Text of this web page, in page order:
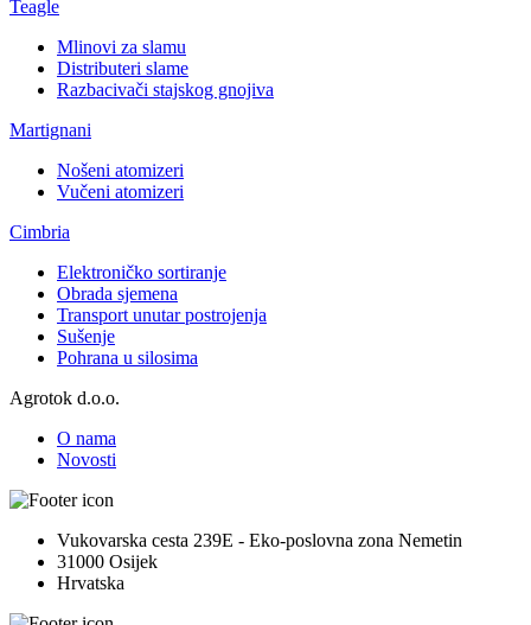
Teagle
Mlinovi za slamu
Distributeri slame
Razbacivači stajskog gnojiva
Martignani
Nošeni atomizeri
Vučeni atomizeri
Cimbria
Elektroničko sortiranje
Obrada sjemena
Transport unutar postrojenja
Sušenje
Pohrana u silosima
Agrotok d.o.o.
O nama
Novosti
Vukovarska cesta 239E - Eko-poslovna zona Nemetin
31000 Osijek
Hrvatska